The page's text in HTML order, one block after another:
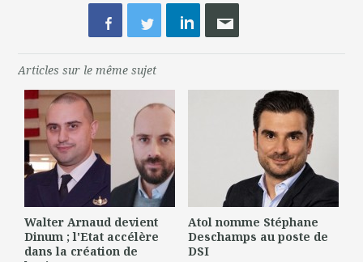
Articles sur le même sujet
Walter Arnaud devient
Dinum ; l'Etat accélère
dans la création de
Atol nomme Stéphane
Deschamps au poste de
DSI